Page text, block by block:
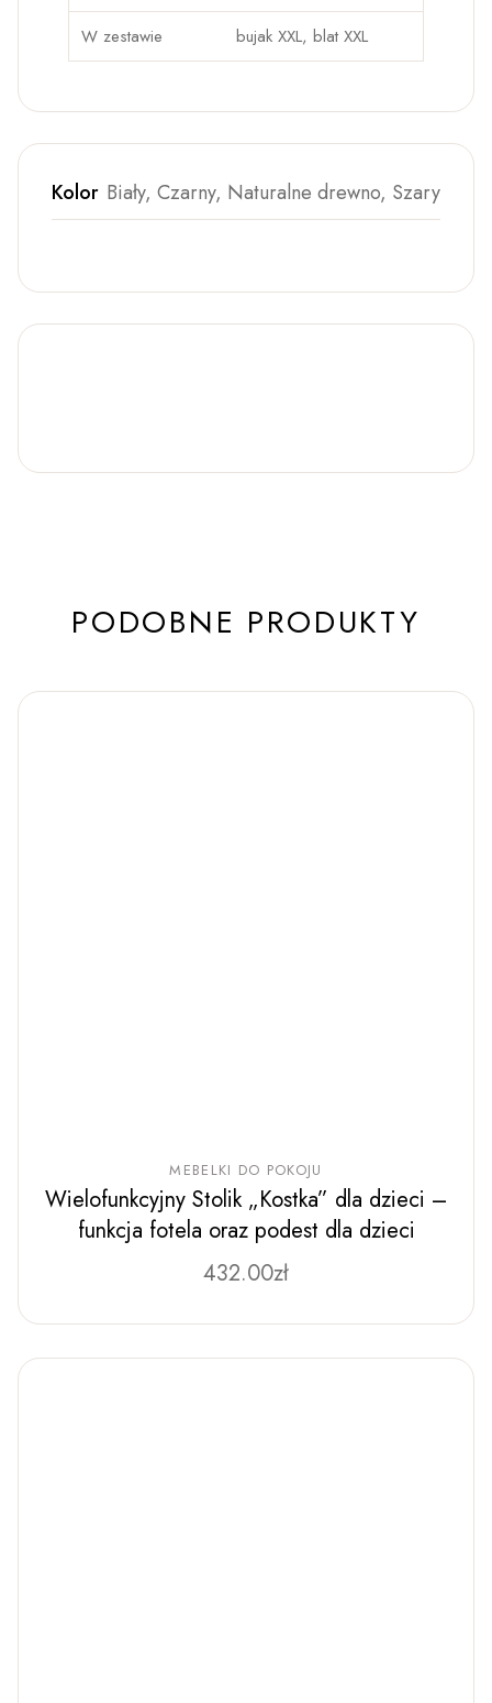
W zestawie bujak XXL, blat XXL
Kolor Biały, Czarny, Naturalne drewno, Szary
PODOBNE PRODUKTY
MEBELKI DO POKOJU
Wielofunkcyjny Stolik „Kostka” dla dzieci –
funkcja fotela oraz podest dla dzieci
432.00zł
Ten
produkt
wiele
Opcje